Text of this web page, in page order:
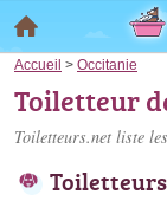
Accueil > Occitanie
Toiletteur
Toiletteurs.net liste les